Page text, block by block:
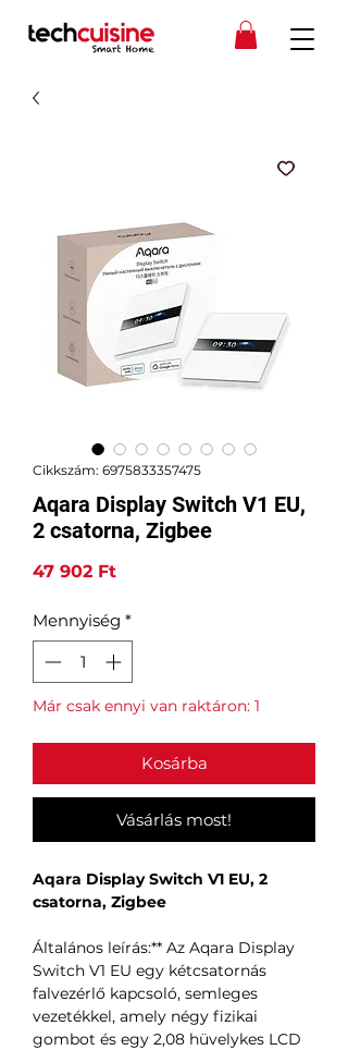
Cikkszám: 6975833357475
Aqara Display Switch V1 EU,
2 csatorna, Zigbee
47 902 FtÁr
Mennyiség *
Már csak ennyi van raktáron: 1
Kosárba
Vásárlás most!
Aqara Display Switch V1 EU, 2
csatorna, Zigbee
Általános leírás:** Az Aqara Display
Switch V1 EU egy kétcsatornás
falvezérlő kapcsoló, semleges
vezetékkel, amely négy fizikai
gombot és egy 2,08 hüvelykes LCD